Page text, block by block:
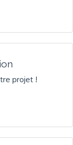
projet !